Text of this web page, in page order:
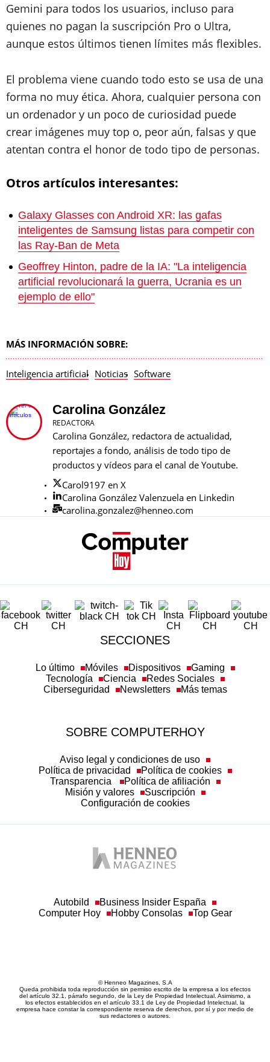
Gemini para todos los usuarios, incluso para
quienes no pagan la suscripción Pro o Ultra,
aunque estos últimos tienen límites más flexibles.
El problema viene cuando todo esto se usa de una
forma no muy ética. Ahora, cualquier persona con
un ordenador y un poco de curiosidad puede
crear imágenes muy top o, peor aún, falsas y que
atentan contra el honor de todo tipo de personas.
Otros artículos interesantes:
Galaxy Glasses con Android XR: las gafas
inteligentes de Samsung listas para competir con
las Ray-Ban de Meta
Geoffrey Hinton, padre de la IA: "La inteligencia
artificial revolucionará la guerra, Ucrania es un
ejemplo de ello"
MÁS INFORMACIÓN SOBRE:
Inteligencia artificial Noticias Software
Carolina González
REDACTORA
Carolina González, redactora de actualidad,
reportajes a fondo, análisis de todo tipo de
productos y vídeos para el canal de Youtube.
Carol9197 en X
Carolina González Valenzuela en Linkedin
carolina.gonzalez@henneo.com
SECCIONES
Lo último Móviles Dispositivos
Gaming
Tecnología
Ciencia
Redes Sociales
Ciberseguridad
Newsletters Más temas
SOBRE COMPUTERHOY
Aviso legal y condiciones de uso
Política de privacidad
Política de cookies
Transparencia
Política de afiliación
Misión y valores
Suscripción
Configuración de cookies
Autobild
Business Insider España
Computer Hoy
Hobby Consolas Top Gear
© Henneo Magazines, S.A
Queda prohibida toda reproducción sin permiso escrito de la empresa a los efectos
del artículo 32.1, párrafo segundo, de la Ley de Propiedad Intelectual. Asimismo, a
los efectos establecidos en el artículo 33.1 de Ley de Propiedad Intelectual, la
empresa hace constar la correspondiente reserva de derechos, por sí y por medio de
sus redactores o autores.